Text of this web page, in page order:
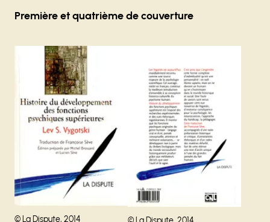
Première et quatrième de couverture
Agrandir
Droits réservés :
© La Dispute, 2014